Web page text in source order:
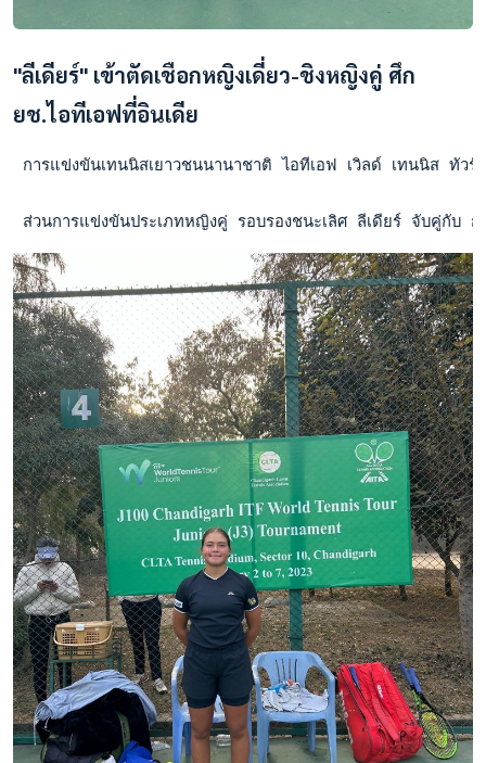
"ลีเดียร์" เข้าตัดเชือกหญิงเดี่ยว-ชิงหญิงคู่ ศึก
ยช.ไอทีเอฟที่อินเดีย
การแข่งขันเทนนิสเยาวชนนานาชาติ ไอทีเอฟ เวิลด์ เทนนิส
ส่วนการแข่งขันประเภทหญิงคู่ รอบรองชนะเลิศ ลีเดียร์ จับคู่กั